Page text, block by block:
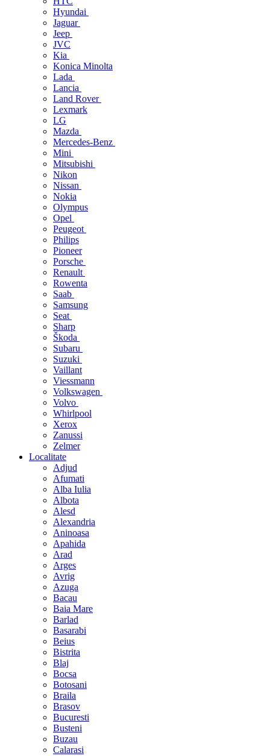
Hyundai
Jaguar
Jeep
JVC
Kia
Konica Minolta
Lada
Lancia
Land Rover
Lexmark
LG
Mazda
Mercedes-Benz
Mini
Mitsubishi
Nikon
Nissan
Nokia
Olympus
Opel
Peugeot
Philips
Pioneer
Porsche
Renault
Rowenta
Saab
Samsung
Seat
Sharp
Škoda
Subaru
Suzuki
Vaillant
Viessmann
Volkswagen
Volvo
Whirlpool
Xerox
Zanussi
Zelmer
Localitate
Adjud
Afumati
Alba Iulia
Albota
Alesd
Alexandria
Aninoasa
Apahida
Arad
Arges
Avrig
Azuga
Bacau
Baia Mare
Barlad
Basarabi
Beius
Bistrita
Blaj
Bocsa
Botosani
Braila
Brasov
Bucuresti
Busteni
Buzau
Calarasi